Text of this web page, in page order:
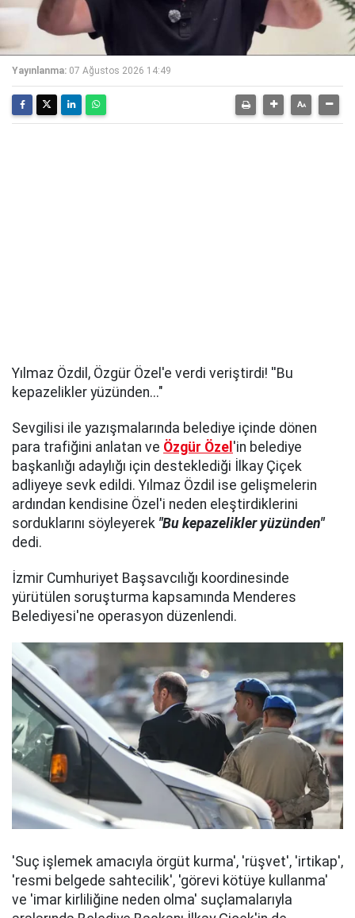
Yayınlanma: 07 Ağustos 2026 14:49
Yılmaz Özdil, Özgür Özel'e verdi veriştirdi! ''Bu
kepazelikler yüzünden..."
Sevgilisi ile yazışmalarında belediye içinde dönen
para trafiğini anlatan ve Özgür Özel 'in belediye
başkanlığı adaylığı için desteklediği İlkay Çiçek
adliyeye sevk edildi. Yılmaz Özdil ise gelişmelerin
ardından kendisine Özel'i neden eleştirdiklerini
sorduklarını söyleyerek "Bu kepazelikler yüzünden"
dedi.
İzmir Cumhuriyet Başsavcılığı koordinesinde
yürütülen soruşturma kapsamında Menderes
Belediyesi'ne operasyon düzenlendi.
'Suç işlemek amacıyla örgüt kurma', 'rüşvet', 'irtikap',
'resmi belgede sahtecilik', 'görevi kötüye kullanma'
ve 'imar kirliliğine neden olma' suçlamalarıyla